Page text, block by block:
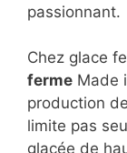
passionnant.
Chez glace
ferme Made
production
limite pas
glacée de